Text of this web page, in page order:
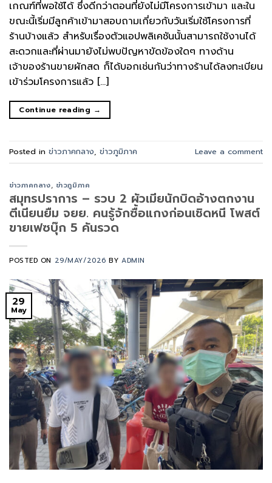
เกณฑ์ที่พอใช้ได้ ซึ่งดีกว่าตอนที่ยังไม่มีโครงการเข้ามา และใน
ขณะนี้เริ่มมีลูกค้าเข้ามาสอบถามเกี่ยวกับวันเริ่มใช้โครงการที่
ร้านบ้างแล้ว สำหรับเรื่องตัวแอปพลิเคชันนั้นสามารถใช้งานได้
สะดวกและที่ผ่านมายังไม่พบปัญหาขัดข้องใดๆ ทางด้าน
เจ้าของร้านขายผักสด ก็ได้บอกเช่นกันว่าทางร้านได้ลงทะเบียน
เข้าร่วมโครงการแล้ว […]
Continue reading →
Posted in ข่าวภาคกลาง, ข่าวภูมิภาค Leave a comment
ข่าวภาคกลาง, ข่าวภูมิภาค
สมุทรปราการ – รวบ 2 ผัวเมียนักบิดอ้างตกงาน
ตีเนียนยืม จยย. คนรู้จักซื้อแกงก่อนเชิดหนี โพสต์
ขายเฟซบุ๊ก 5 คันรวด
POSTED ON 29/MAY/2026 BYADMIN
29
May